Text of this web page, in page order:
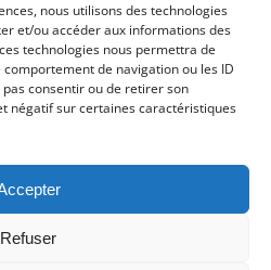
nous utilisons des technologies
et/ou accéder aux informations des
technologies nous permettra de
de navigation ou les ID
consentir ou de retirer son
négatif sur certaines caractéristiques
Refuser
Akinai FranceetAgence de
Akinai Switzerland